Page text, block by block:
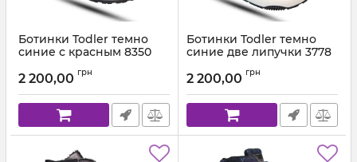
Ботинки Todler темно
синие с красным 8350
2 200,00 грн
Ботинки Todler темно
синие две липучки 3778
2 200,00 грн